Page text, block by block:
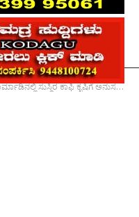
ಕಾಫಿ ಕೃಷಿಗೆ ಅನುಸರಿಸಬೇಕಾದ ಕೃಷಿ ಪದ್ಧತಿಗಳ ಕುರಿತು ಮಾಹಿತಿ ಕಾರ್ಯಕ್ರಮ*